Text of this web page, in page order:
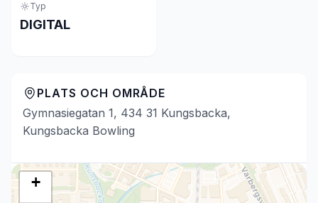
Typ
DIGITAL
PLATS OCH OMRÅDE
Gymnasiegatan 1, 434 31 Kungsbacka,
Kungsbacka Bowling
+